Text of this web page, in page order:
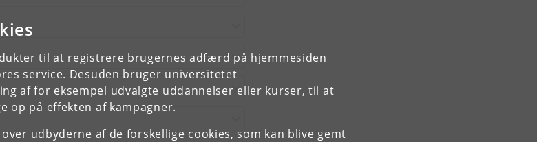
til at registrere brugernes adfærd på hjemmesiden
service. Desuden bruger universitetet
af for eksempel udvalgte uddannelser eller kurser, til at
op på effekten af kampagner.
udbyderne af de forskellige cookies, som kan blive gemt